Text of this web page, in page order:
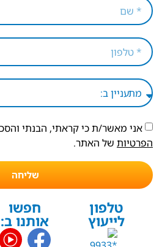
אני מאשר/ת כי קראתי, הבנתי
הפרטיות של האתר.
שליחה
טלפון
לייעוץ
חפשו
אותנו ב: